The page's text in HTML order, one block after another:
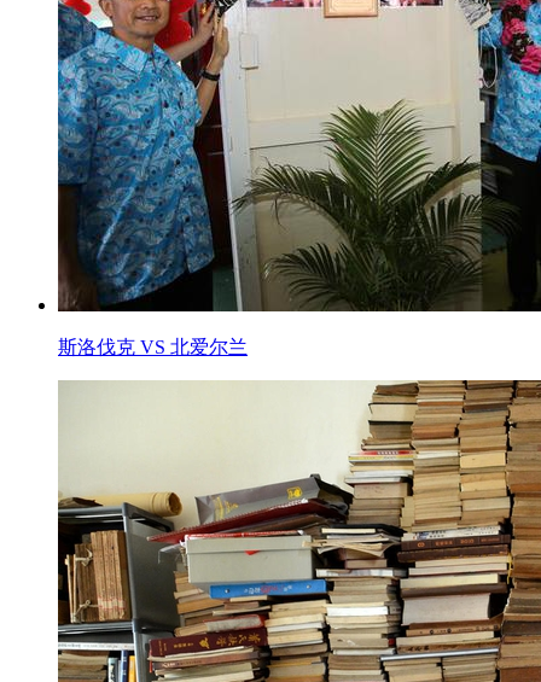
斯洛伐克 VS 北爱尔兰